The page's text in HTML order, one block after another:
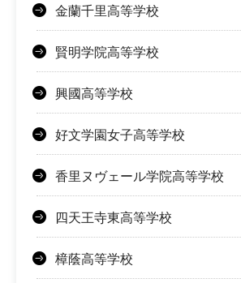
金蘭千里高等学校
賢明学院高等学校
興國高等学校
好文学園女子高等学校
香里ヌヴェール学院高等学校
四天王寺東高等学校
樟蔭高等学校